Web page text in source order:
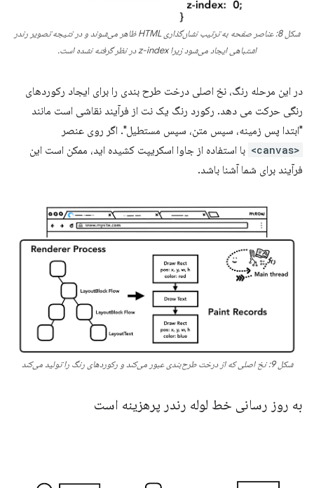
شکل 8: عناصر صفحه به ترتیب نشان‌گذاری HTML ظاهر می‌شوند و در نتیجه تصویر رندر
اشتباهی ایجاد می‌شود زیرا z-index در نظر گرفته نشده است.
در این مرحله رنگ، نخ اصلی درخت طرح بندی را برای ایجاد رکوردهای
رنگی حرکت می دهد. رکورد رنگ یک نت از فرآیند نقاشی است مانند
"ابتدا پس زمینه، سپس متن، سپس مستطیل". اگر روی عنصر
<canvas>
با استفاده از جاوا اسکریپت کشیده اید، ممکن است این
فرآیند برای شما آشنا باشد.
شکل 9: نخ اصلی که از درخت طرح‌بندی عبور می‌کند و رکوردهای رنگ را تولید می‌کند
به روز رسانی خط لوله رندر پرهزینه است